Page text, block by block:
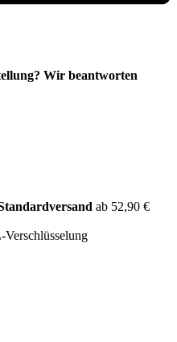
Wir beantworten
ab 52,90 €
Verschlüsselung